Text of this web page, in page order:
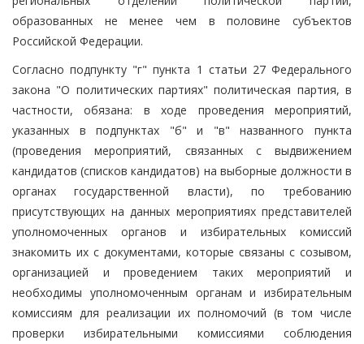
образованных не менее чем в половине субъектов
Российской Федерации.
Согласно подпункту "г" пункта 1 статьи 27 Федерального
закона "О политических партиях" политическая партия, в
частности, обязана: в ходе проведения мероприятий,
указанных в подпунктах "б" и "в" названного пункта
(проведения мероприятий, связанных с выдвижением
кандидатов (списков кандидатов) на выборные должности в
органах государственной власти), по требованию
присутствующих на данных мероприятиях представителей
уполномоченных органов и избирательных комиссий
знакомить их с документами, которые связаны с созывом,
организацией и проведением таких мероприятий и
необходимы уполномоченным органам и избирательным
комиссиям для реализации их полномочий (в том числе
проверки избирательными комиссиями соблюдения